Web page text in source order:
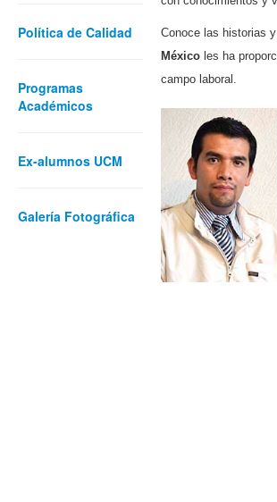
Política de Calidad
Programas
Académicos
Ex-alumnos UCM
Galería Fotográfica
Conoce las historias
México les ha
campo laboral.